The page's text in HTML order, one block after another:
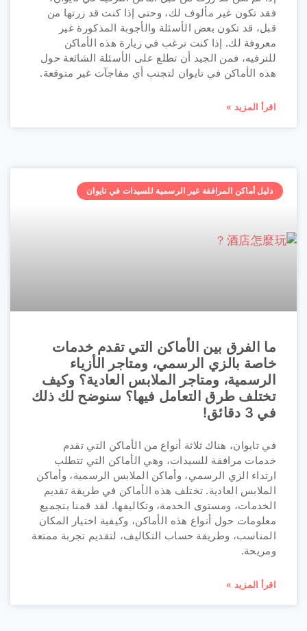
فقد تكون غير مألوف لك، وحتى إذا كنت قد زرتها من
قبل، قد تكون بعض الأسئلة والأجوبة المذكورة غير
معروفة لك. إذا كنت ترغب في زيارة هذه الأماكن
للترفيه، فمن الجيد أن تطلع على الأسئلة الشائعة حول
هذه الأماكن في تايوان لتجنب أي مفاجآت غير متوقعة.
اقرأ المزيد »
دليل أماكن المرافقة غير الرسمية للسيدات في تايوان
ما الفرق بين الأماكن التي تقدم خدمات
خاصة بالزي الرسمي، ومتاجر الأزياء
الرسمية، ومتاجر الملابس العادية؟ وكيف
تختلف طرق التعامل فيها؟ سنوضح لك ذلك
في 3 دقائق!
في تايوان، هناك ثلاثة أنواع من الأماكن التي تقدم
خدمات مرافقة للسيدات، وهي الأماكن التي تتطلب
ارتداء الزي الرسمي، وأماكن الملابس الرسمية، وأماكن
الملابس العادية. تختلف هذه الأماكن في طريقة تقديم
الخدمات، ومستوى الخدمة، وتكاليفها. لقد قمنا بتجميع
معلومات حول أنواع هذه الأماكن، وكيفية اختيار المكان
المناسب، وطريقة حساب التكاليف، لتقديم تجربة ممتعة
ومريحة.
اقرأ المزيد »